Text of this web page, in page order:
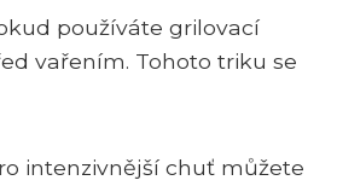
používáte grilovací
vařením. Tohoto triku se
intenzivnější chuť můžete